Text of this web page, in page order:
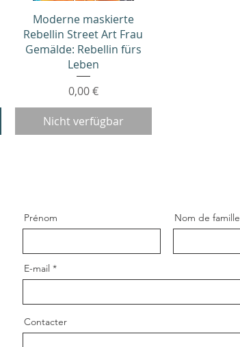
Schnellansicht
Moderne maskierte
Rebellin Street Art Frau
Gemälde: Rebellin fürs
Leben
Preis
0,00 €
Nicht verfügbar
Prénom Nom de famille
E-mail
Contacter